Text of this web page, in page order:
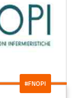
#FNOPI